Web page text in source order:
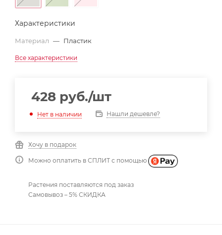
Характеристики
Материал — Пластик
Все характеристики
428 руб./шт
Нет в наличии Нашли дешевле?
Хочу в подарок
Можно оплатить в СПЛИТ с помощью
Растения поставляются под заказ
Самовывоз – 5% СКИДКА